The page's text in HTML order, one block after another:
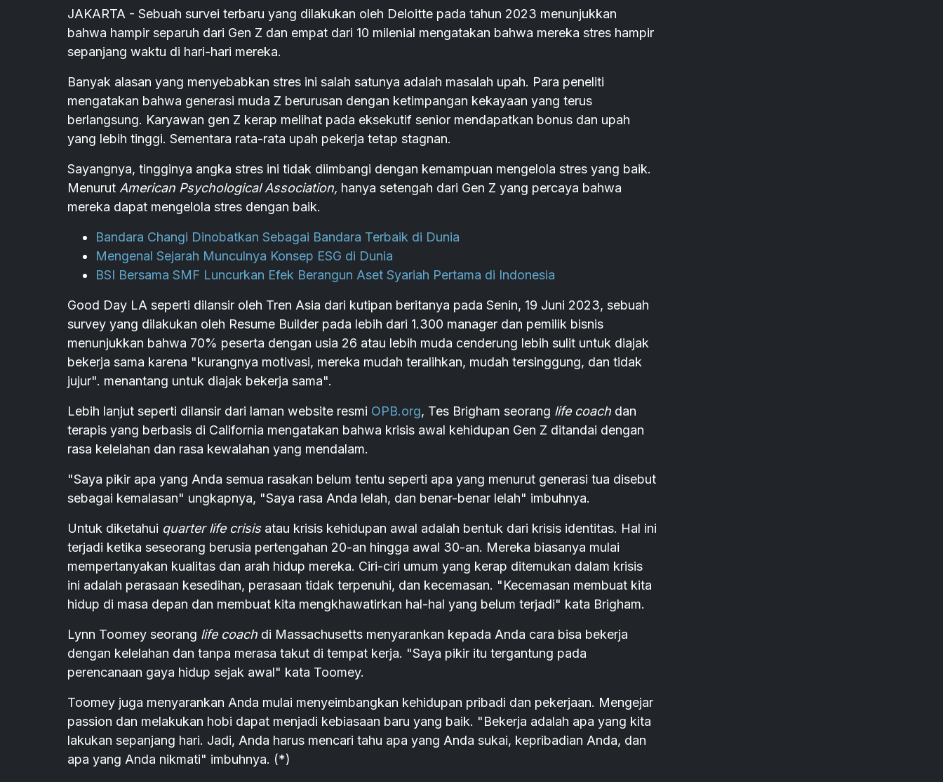
JAKARTA - Sebuah survei terbaru yang dilakukan oleh Deloitte pada tahun 2023 menunjukkan
bahwa hampir separuh dari Gen Z dan empat dari 10 milenial mengatakan bahwa mereka stres hampir
sepanjang waktu di hari-hari mereka.
Banyak alasan yang menyebabkan stres ini salah satunya adalah masalah upah. Para peneliti
mengatakan bahwa generasi muda Z berurusan dengan ketimpangan kekayaan yang terus
berlangsung. Karyawan gen Z kerap melihat pada eksekutif senior mendapatkan bonus dan upah
yang lebih tinggi. Sementara rata-rata upah pekerja tetap stagnan.
Sayangnya, tingginya angka stres ini tidak diimbangi dengan kemampuan mengelola stres yang baik.
Menurut American Psychological Association, hanya setengah dari Gen Z yang percaya bahwa
mereka dapat mengelola stres dengan baik.
Bandara Changi Dinobatkan Sebagai Bandara Terbaik di Dunia
Mengenal Sejarah Munculnya Konsep ESG di Dunia
BSI Bersama SMF Luncurkan Efek Berangun Aset Syariah Pertama di Indonesia
Good Day LA seperti dilansir oleh Tren Asia dari kutipan beritanya pada Senin, 19 Juni 2023, sebuah
survey yang dilakukan oleh Resume Builder pada lebih dari 1.300 manager dan pemilik bisnis
menunjukkan bahwa 70% peserta dengan usia 26 atau lebih muda cenderung lebih sulit untuk diajak
bekerja sama karena "kurangnya motivasi, mereka mudah teralihkan, mudah tersinggung, dan tidak
jujur". menantang untuk diajak bekerja sama".
Lebih lanjut seperti dilansir dari laman website resmi OPB.org, Tes Brigham seorang life coach dan
terapis yang berbasis di California mengatakan bahwa krisis awal kehidupan Gen Z ditandai dengan
rasa kelelahan dan rasa kewalahan yang mendalam.
"Saya pikir apa yang Anda semua rasakan belum tentu seperti apa yang menurut generasi tua disebut
sebagai kemalasan" ungkapnya, "Saya rasa Anda lelah, dan benar-benar lelah" imbuhnya.
Untuk diketahui quarter life crisisatau krisis kehidupan awal adalah bentuk dari krisis identitas. Hal ini
terjadi ketika seseorang berusia pertengahan 20-an hingga awal 30-an. Mereka biasanya mulai
mempertanyakan kualitas dan arah hidup mereka. Ciri-ciri umum yang kerap ditemukan dalam krisis
ini adalah perasaan kesedihan, perasaan tidak terpenuhi, dan kecemasan. "Kecemasan membuat kita
hidup di masa depan dan membuat kita mengkhawatirkan hal-hal yang belum terjadi" kata Brigham.
Lynn Toomey seorang life coach di Massachusetts menyarankan kepada Anda cara bisa bekerja
dengan kelelahan dan tanpa merasa takut di tempat kerja. "Saya pikir itu tergantung pada
perencanaan gaya hidup sejak awal" kata Toomey.
Toomey juga menyarankan Anda mulai menyeimbangkan kehidupan pribadi dan pekerjaan. Mengejar
passion dan melakukan hobi dapat menjadi kebiasaan baru yang baik. "Bekerja adalah apa yang kita
lakukan sepanjang hari. Jadi, Anda harus mencari tahu apa yang Anda sukai, kepribadian Anda, dan
apa yang Anda nikmati" imbuhnya. (*)